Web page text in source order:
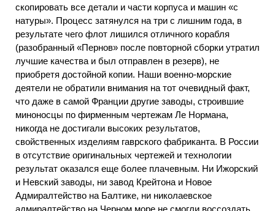
скопировать все детали и части корпуса и машин «с
натуры». Процесс затянулся на три с лишним года, в
результате чего флот лишился отличного корабля
(разобранный «Пернов» после повторной сборки утратил
лучшие качества и был отправлен в резерв), не
приобретя достойной копии. Наши военно-морские
деятели не обратили внимания на тот очевидный факт,
что даже в самой Франции другие заводы, строившие
миноносцы по фирменным чертежам Ле Нормана,
никогда не достигали высоких результатов,
свойственных изделиям гаврского фабриканта. В России
в отсутствие оригинальных чертежей и технологии
результат оказался еще более плачевным. Ни Ижорский
и Невский заводы, ни завод Крейтона и Новое
Адмиралтейство на Балтике, ни николаевское